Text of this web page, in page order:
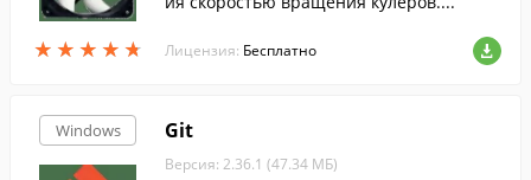
★ ★ ★ ★ ★
★ ★ ★ ★ ★ Лицензия: Бесплатно
Windows Git
Версия: 2.36.1 (47.34 МБ)